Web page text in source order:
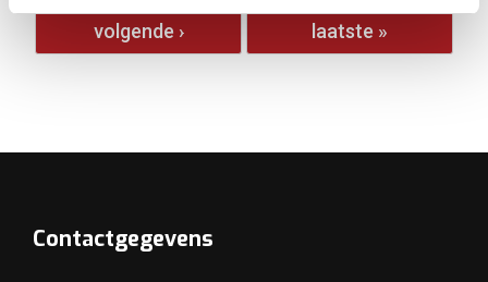
volgende › laatste »
Contactgegevens